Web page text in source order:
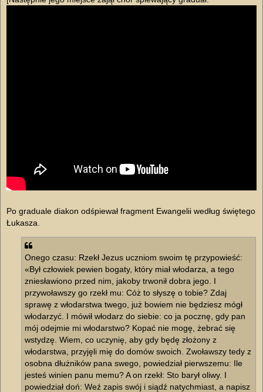
Po graduale diakon odśpiewał fragment Ewangelii według świętego
Łukasza.
Onego czasu: Rzekł Jezus uczniom swoim tę przypowieść:
«Był człowiek pewien bogaty, który miał włodarza, a tego
zniesławiono przed nim, jakoby trwonił dobra jego. I
przywoławszy go rzekł mu: Cóż to słyszę o tobie? Zdaj
sprawę z włodarstwa twego, już bowiem nie będziesz mógł
włodarzyć. I mówił włodarz do siebie: co ja pocznę, gdy pan
mój odejmie mi włodarstwo? Kopać nie mogę, żebrać się
wstydzę. Wiem, co uczynię, aby gdy będę złożony z
włodarstwa, przyjęli mię do domów swoich. Zwoławszy tedy z
osobna dłużników pana swego, powiedział pierwszemu: Ile
jesteś winien panu memu? A on rzekł: Sto barył oliwy. I
powiedział doń: Weź zapis swój i siądź natychmiast, a napisz